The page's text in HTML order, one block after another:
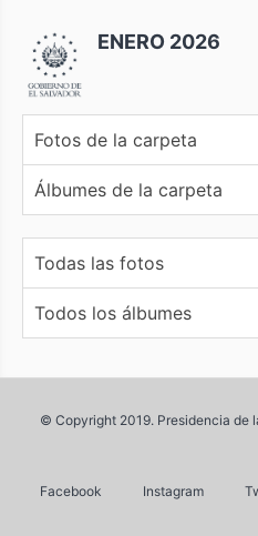
ENERO 2026
Fotos de la carpeta
Álbumes de la carpeta
Todas las fotos
Todos los álbumes
© Copyright 2019. Presidencia de
Facebook Instagram